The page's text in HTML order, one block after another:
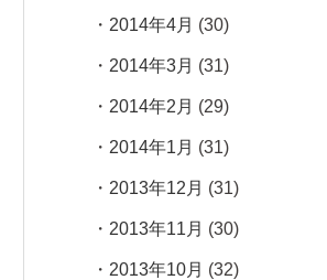
2014年4月 (30)
2014年3月 (31)
2014年2月 (29)
2014年1月 (31)
2013年12月 (31)
2013年11月 (30)
2013年10月 (32)